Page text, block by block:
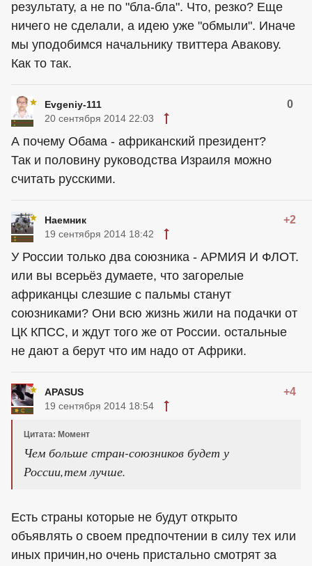
результату, а не по "бла-бла". Что, резко? Еще
ничего не сделали, а идею уже "обмыли". Иначе
мы уподобимся начальнику твиттера Авакову.
Как то так.
Evgeniy-111 0
20 сентября 2014 22:03
А почему Обама - африканский президент?
Так и половину руководства Израиля можно
считать русскими.
Наемник +2
19 сентября 2014 18:42
У России только два союзника - АРМИЯ И ФЛОТ.
или вы всерьёз думаете, что загорелые
африканцы слезшие с пальмы станут
союзниками? Они всю жизнь жили на подачки от
ЦК КПСС, и ждут того же от России. остальные
не дают а берут что им надо от Африки.
APASUS +4
19 сентября 2014 18:54
Цитата: Момент
Чем больше стран-союзников будет у
России,тем лучше.
Есть страны которые не будут открыто
объявлять о своем предпочтении в силу тех или
иных причин,но очень пристально смотрят за